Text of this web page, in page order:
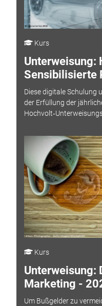
Kurs
Unterweisung:
Sensibilisierte
Diese digitale Schulung
der Erfüllung der
Kurs
Unterweisung:
Marketing -
Um Bußgelder zu